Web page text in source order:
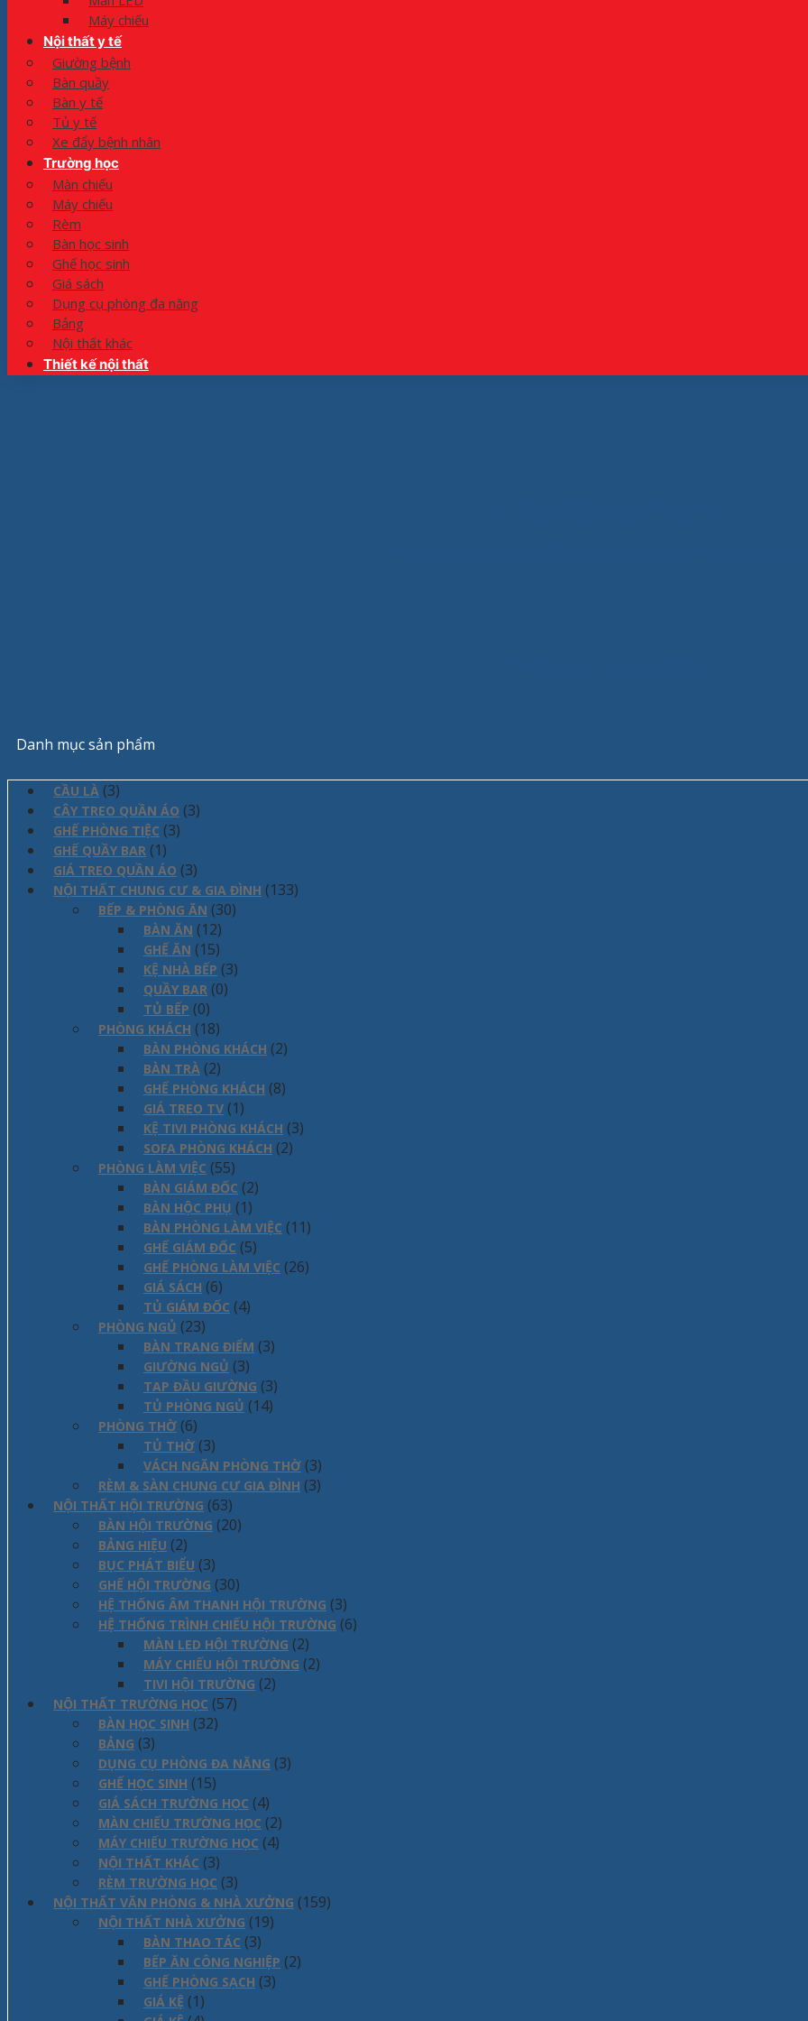
Máy chiếu
Nội thất y tế
Giường bệnh
Bàn quầy
Bàn y tế
Tủ y tế
Xe đẩy bệnh nhân
Trường học
Màn chiếu
Máy chiếu
Rèm
Bàn học sinh
Ghế học sinh
Giá sách
Dụng cụ phòng đa năng
Bảng
Nội thất khác
Thiết kế nội thất
Danh mục sản phẩm
CẦU LÀ (3)
CÂY TREO QUẦN ÁO (3)
GHẾ PHÒNG TIỆC (3)
GHẾ QUẦY BAR (1)
GIÁ TREO QUẦN ÁO (3)
NỘI THẤT CHUNG CƯ & GIA ĐÌNH (133)
BẾP & PHÒNG ĂN (30)
BÀN ĂN (12)
GHẾ ĂN (15)
KỆ NHÀ BẾP (3)
QUẦY BAR (0)
TỦ BẾP (0)
PHÒNG KHÁCH (18)
BÀN PHÒNG KHÁCH (2)
BÀN TRÀ (2)
GHẾ PHÒNG KHÁCH (8)
GIÁ TREO TV (1)
KỆ TIVI PHÒNG KHÁCH (3)
SOFA PHÒNG KHÁCH (2)
PHÒNG LÀM VIỆC (55)
BÀN GIÁM ĐỐC (2)
BÀN HỘC PHỤ (1)
BÀN PHÒNG LÀM VIỆC (11)
GHẾ GIÁM ĐỐC (5)
GHẾ PHÒNG LÀM VIỆC (26)
GIÁ SÁCH (6)
TỦ GIÁM ĐỐC (4)
PHÒNG NGỦ (23)
BÀN TRANG ĐIỂM (3)
GIƯỜNG NGỦ (3)
TAP ĐẦU GIƯỜNG (3)
TỦ PHÒNG NGỦ (14)
PHÒNG THỜ (6)
TỦ THỜ (3)
VÁCH NGĂN PHÒNG THỜ (3)
RÈM & SÀN CHUNG CƯ GIA ĐÌNH (3)
NỘI THẤT HỘI TRƯỜNG (63)
BÀN HỘI TRƯỜNG (20)
BẢNG HIỆU (2)
BỤC PHÁT BIỂU (3)
GHẾ HỘI TRƯỜNG (30)
HỆ THỐNG ÂM THANH HỘI TRƯỜNG (3)
HỆ THỐNG TRÌNH CHIẾU HỘI TRƯỜNG (6)
MÀN LED HỘI TRƯỜNG (2)
MÁY CHIẾU HỘI TRƯỜNG (2)
TIVI HỘI TRƯỜNG (2)
NỘI THẤT TRƯỜNG HỌC (57)
BÀN HỌC SINH (32)
BẢNG (3)
DỤNG CỤ PHÒNG ĐA NĂNG (3)
GHẾ HỌC SINH (15)
GIÁ SÁCH TRƯỜNG HỌC (4)
MÀN CHIẾU TRƯỜNG HỌC (2)
MÁY CHIẾU TRƯỜNG HỌC (4)
NỘI THẤT KHÁC (3)
RÈM TRƯỜNG HỌC (3)
NỘI THẤT VĂN PHÒNG & NHÀ XƯỞNG (159)
NỘI THẤT NHÀ XƯỞNG (19)
BÀN THAO TÁC (3)
BẾP ĂN CÔNG NGHIỆP (2)
GHẾ PHÒNG SẠCH (3)
GIÁ KỆ (1)